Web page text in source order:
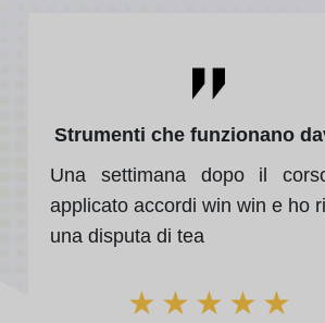
Strumenti che funzionano
Una settimana dopo il
applicato accordi win win e ho
una disputa di tea
★ ★ ★ ★ ★